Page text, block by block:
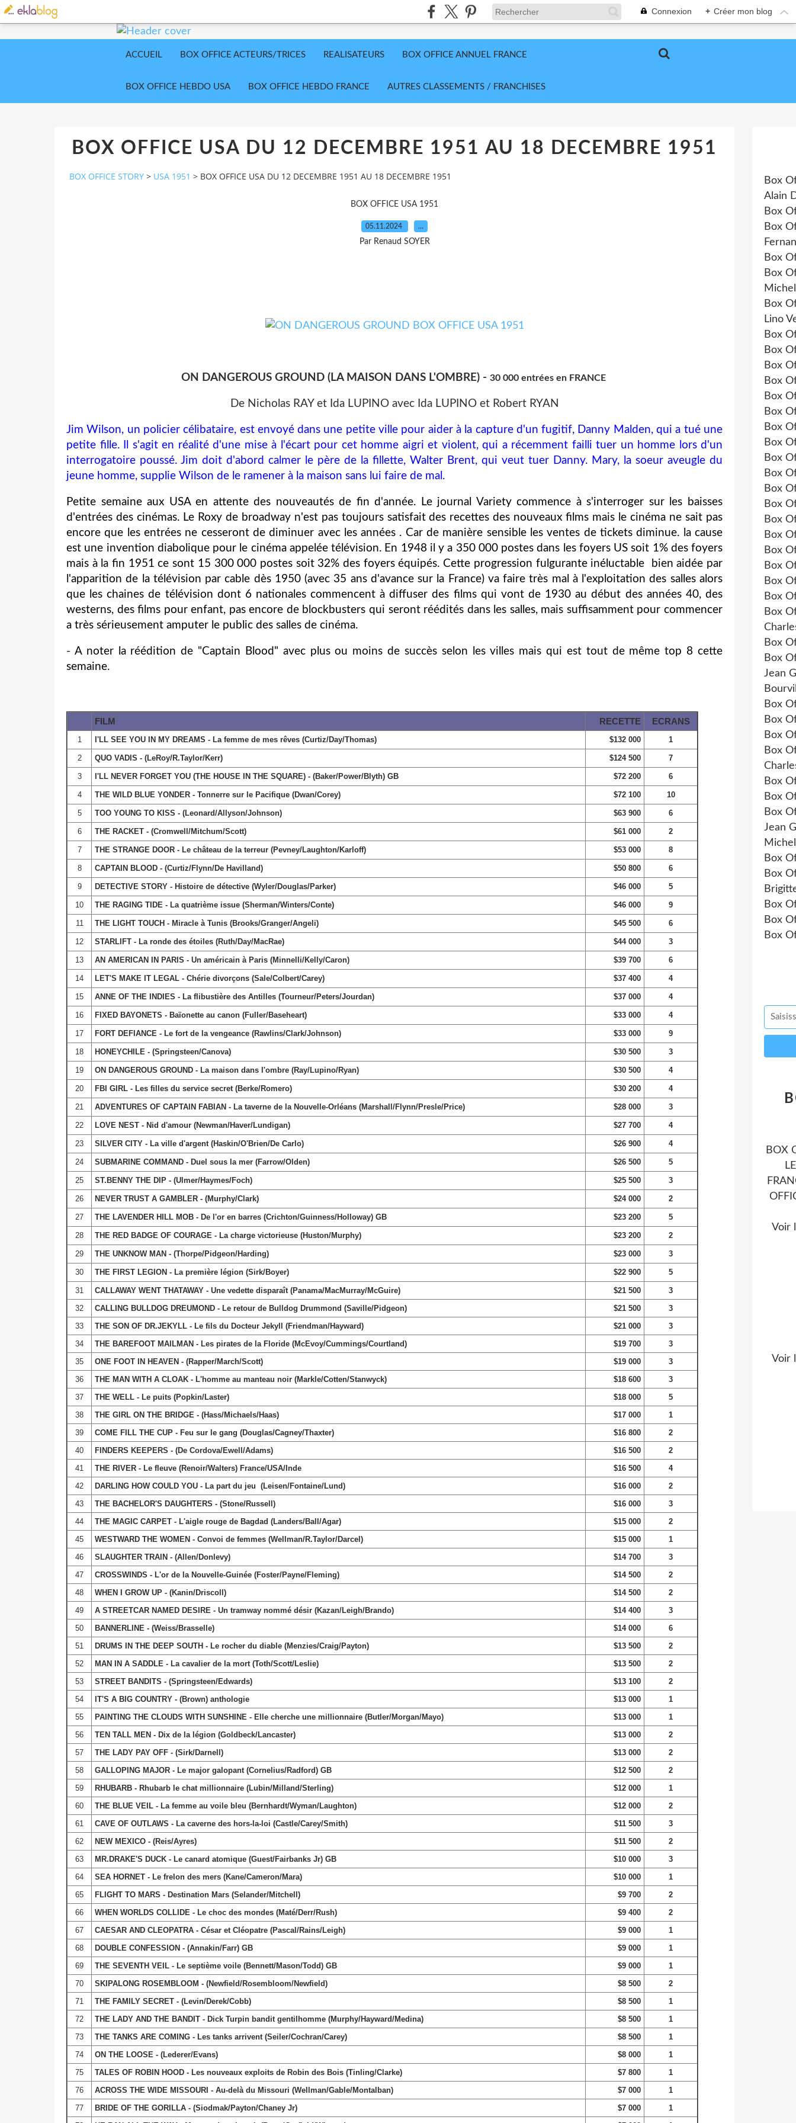
Connexion + Créer mon blog
ACCUEIL BOX OFFICE ACTEURS/TRICES REALISATEURS BOX OFFICE ANNUEL FRANCE
BOX OFFICE HEBDO USA BOX OFFICE HEBDO FRANCE AUTRES CLASSEMENTS / FRANCHISES
BOX OFFICE USA DU 12 DECEMBRE 1951 AU 18 DECEMBRE 1951
BOX OFFICE STORY > USA 1951 > BOX OFFICE USA DU 12 DECEMBRE 1951 AU 18 DECEMBRE 1951
BOX OFFICE USA 1951
05.11.2024 …
Par Renaud SOYER
ON DANGEROUS GROUND (LA MAISON DANS L'OMBRE) - 30 000 entrées en FRANCE
De Nicholas RAY et Ida LUPINO avec Ida LUPINO et Robert RYAN
Jim Wilson, un policier célibataire, est envoyé dans une petite ville pour aider à la capture d'un fugitif, Danny Malden, qui a tué une
petite fille. Il s'agit en réalité d'une mise à l'écart pour cet homme aigri et violent, qui a récemment failli tuer un homme lors d'un
interrogatoire poussé. Jim doit d'abord calmer le père de la fillette, Walter Brent, qui veut tuer Danny. Mary, la soeur aveugle du
jeune homme, supplie Wilson de le ramener à la maison sans lui faire de mal.
Petite semaine aux USA en attente des nouveautés de fin d'année. Le journal Variety commence à s'interroger sur les baisses
d'entrées des cinémas. Le Roxy de broadway n'est pas toujours satisfait des recettes des nouveaux films mais le cinéma ne sait pas
encore que les entrées ne cesseront de diminuer avec les années . Car de manière sensible les ventes de tickets diminue. la cause
est une invention diabolique pour le cinéma appelée télévision. En 1948 il y a 350 000 postes dans les foyers US soit 1% des foyers
mais à la fin 1951 ce sont 15 300 000 postes soit 32% des foyers équipés. Cette progression fulgurante inéluctable bien aidée par
l'apparition de la télévision par cable dès 1950 (avec 35 ans d'avance sur la France) va faire très mal à l'exploitation des salles alors
que les chaines de télévision dont 6 nationales commencent à diffuser des films qui vont de 1930 au début des années 40, des
westerns, des films pour enfant, pas encore de blockbusters qui seront réédités dans les salles, mais suffisamment pour commencer
a très sérieusement amputer le public des salles de cinéma.
- A noter la réédition de "Captain Blood" avec plus ou moins de succès selon les villes mais qui est tout de même top 8 cette
semaine.
FILM RECETTE ECRANS
1 I'LL SEE YOU IN MY DREAMS - La femme de mes rêves (Curtiz/Day/Thomas) $132 000 1
2 QUO VADIS - (LeRoy/R.Taylor/Kerr) $124 500 7
3 I'LL NEVER FORGET YOU (THE HOUSE IN THE SQUARE) - (Baker/Power/Blyth) GB $72 200 6
4 THE WILD BLUE YONDER - Tonnerre sur le Pacifique (Dwan/Corey) $72 100 10
5 TOO YOUNG TO KISS - (Leonard/Allyson/Johnson) $63 900 6
6 THE RACKET - (Cromwell/Mitchum/Scott) $61 000 2
7 THE STRANGE DOOR - Le château de la terreur (Pevney/Laughton/Karloff) $53 000 8
8 CAPTAIN BLOOD - (Curtiz/Flynn/De Havilland) $50 800 6
9 DETECTIVE STORY - Histoire de détective (Wyler/Douglas/Parker) $46 000 5
10 THE RAGING TIDE - La quatrième issue (Sherman/Winters/Conte) $46 000 9
11 THE LIGHT TOUCH - Miracle à Tunis (Brooks/Granger/Angeli) $45 500 6
12 STARLIFT - La ronde des étoiles (Ruth/Day/MacRae) $44 000 3
13 AN AMERICAN IN PARIS - Un américain à Paris (Minnelli/Kelly/Caron) $39 700 6
14 LET'S MAKE IT LEGAL - Chérie divorçons (Sale/Colbert/Carey) $37 400 4
15 ANNE OF THE INDIES - La flibustière des Antilles (Tourneur/Peters/Jourdan) $37 000 4
16 FIXED BAYONETS - Baïonette au canon (Fuller/Baseheart) $33 000 4
17 FORT DEFIANCE - Le fort de la vengeance (Rawlins/Clark/Johnson) $33 000 9
18 HONEYCHILE - (Springsteen/Canova) $30 500 3
19 ON DANGEROUS GROUND - La maison dans l'ombre (Ray/Lupino/Ryan) $30 500 4
20 FBI GIRL - Les filles du service secret (Berke/Romero) $30 200 4
21 ADVENTURES OF CAPTAIN FABIAN - La taverne de la Nouvelle-Orléans (Marshall/Flynn/Presle/Price) $28 000 3
22 LOVE NEST - Nid d'amour (Newman/Haver/Lundigan) $27 700 4
23 SILVER CITY - La ville d'argent (Haskin/O'Brien/De Carlo) $26 900 4
24 SUBMARINE COMMAND - Duel sous la mer (Farrow/Olden) $26 500 5
25 ST.BENNY THE DIP - (Ulmer/Haymes/Foch) $25 500 3
26 NEVER TRUST A GAMBLER - (Murphy/Clark) $24 000 2
27 THE LAVENDER HILL MOB - De l'or en barres (Crichton/Guinness/Holloway) GB $23 200 5
28 THE RED BADGE OF COURAGE - La charge victorieuse (Huston/Murphy) $23 200 2
29 THE UNKNOW MAN - (Thorpe/Pidgeon/Harding) $23 000 3
30 THE FIRST LEGION - La première légion (Sirk/Boyer) $22 900 5
31 CALLAWAY WENT THATAWAY - Une vedette disparaît (Panama/MacMurray/McGuire) $21 500
3
32
CALLING BULLDOG DREUMOND - Le retour de Bulldog Drummond (Saville/Pidgeon) $21 500
3
33
THE SON OF DR.JEKYLL - Le fils du Docteur Jekyll (Friendman/Hayward) $21 000
3
34
THE BAREFOOT MAILMAN - Les pirates de la Floride (McEvoy/Cummings/Courtland) $19 700
3
35
ONE FOOT IN HEAVEN - (Rapper/March/Scott) $19 000
3
36
THE MAN WITH A CLOAK - L'homme au manteau noir (Markle/Cotten/Stanwyck) $18 600
3
37
THE WELL - Le puits (Popkin/Laster) $18 000
5
38
THE GIRL ON THE BRIDGE - (Hass/Michaels/Haas) $17 000
1
39
COME FILL THE CUP - Feu sur le gang (Douglas/Cagney/Thaxter) $16 800
2
40
FINDERS KEEPERS - (De Cordova/Ewell/Adams) $16 500
2
41
THE RIVER - Le fleuve (Renoir/Walters) France/USA/Inde $16 500
4
42
DARLING HOW COULD YOU - La part du jeu (Leisen/Fontaine/Lund) $16 000
2
43
THE BACHELOR'S DAUGHTERS - (Stone/Russell) $16 000
3
44
THE MAGIC CARPET - L'aigle rouge de Bagdad (Landers/Ball/Agar) $15 000
2
45
WESTWARD THE WOMEN - Convoi de femmes (Wellman/R.Taylor/Darcel) $15 000
1
46
SLAUGHTER TRAIN - (Allen/Donlevy) $14 700
3
47
CROSSWINDS - L'or de la Nouvelle-Guinée (Foster/Payne/Fleming) $14 500
2
48
WHEN I GROW UP - (Kanin/Driscoll) $14 500
2
49
A STREETCAR NAMED DESIRE - Un tramway nommé désir (Kazan/Leigh/Brando) $14 400
3
50
BANNERLINE - (Weiss/Brasselle) $14 000
6
51
DRUMS IN THE DEEP SOUTH - Le rocher du diable (Menzies/Craig/Payton) $13 500
2
52
MAN IN A SADDLE - La cavalier de la mort (Toth/Scott/Leslie) $13 500
2
53
STREET BANDITS - (Springsteen/Edwards) $13 100
2
54
IT'S A BIG COUNTRY - (Brown) anthologie $13 000
1
55
PAINTING THE CLOUDS WITH SUNSHINE - Elle cherche une millionnaire (Butler/Morgan/Mayo) $13 000
1
56
TEN TALL MEN - Dix de la légion (Goldbeck/Lancaster) $13 000
2
57
THE LADY PAY OFF - (Sirk/Darnell) $13 000
2
58
GALLOPING MAJOR - Le major galopant (Cornelius/Radford) GB $12 500
2
59
RHUBARB - Rhubarb le chat millionnaire (Lubin/Milland/Sterling) $12 000
1
60
THE BLUE VEIL - La femme au voile bleu (Bernhardt/Wyman/Laughton) $12 000
2
61
CAVE OF OUTLAWS - La caverne des hors-la-loi (Castle/Carey/Smith) $11 500
3
62
NEW MEXICO - (Reis/Ayres) $11 500
2
63
MR.DRAKE'S DUCK - Le canard atomique (Guest/Fairbanks Jr) GB $10 000
3
64
SEA HORNET - Le frelon des mers (Kane/Cameron/Mara) $10 000
1
65
FLIGHT TO MARS - Destination Mars (Selander/Mitchell) $9 700
2
66
WHEN WORLDS COLLIDE - Le choc des mondes (Maté/Derr/Rush) $9 400
2
67
CAESAR AND CLEOPATRA - César et Cléopatre (Pascal/Rains/Leigh) $9 000
1
68
DOUBLE CONFESSION - (Annakin/Farr) GB $9 000
1
69
THE SEVENTH VEIL - Le septième voile (Bennett/Mason/Todd) GB $9 000
1
70
SKIPALONG ROSEMBLOOM - (Newfield/Rosembloom/Newfield) $8 500
2
71
THE FAMILY SECRET - (Levin/Derek/Cobb) $8 500
1
72
THE LADY AND THE BANDIT - Dick Turpin bandit gentilhomme (Murphy/Hayward/Medina) $8 500
1
73
THE TANKS ARE COMING - Les tanks arrivent (Seiler/Cochran/Carey) $8 500
1
74
ON THE LOOSE - (Lederer/Evans) $8 000
1
75
TALES OF ROBIN HOOD - Les nouveaux exploits de Robin des Bois (Tinling/Clarke) $7 800
1
76
ACROSS THE WIDE MISSOURI - Au-delà du Missouri (Wellman/Gable/Montalban) $7 000
1
77
BRIDE OF THE GORILLA - (Siodmak/Payton/Chaney Jr) $7 000
1
Box
Alain
Box
Box
Box
Box
Box
Lino
Box
Box
Box
Box
Box
Box
Box
Box
Box
Box
Box
Box
Box
Box
Box
Box
Box
Box
Box
Box
Box
Jean
Box
Box
Box
Box
Box
Box
Box
Jean
Box
Box
Box
Box
Box
BOX
Voir
Voir